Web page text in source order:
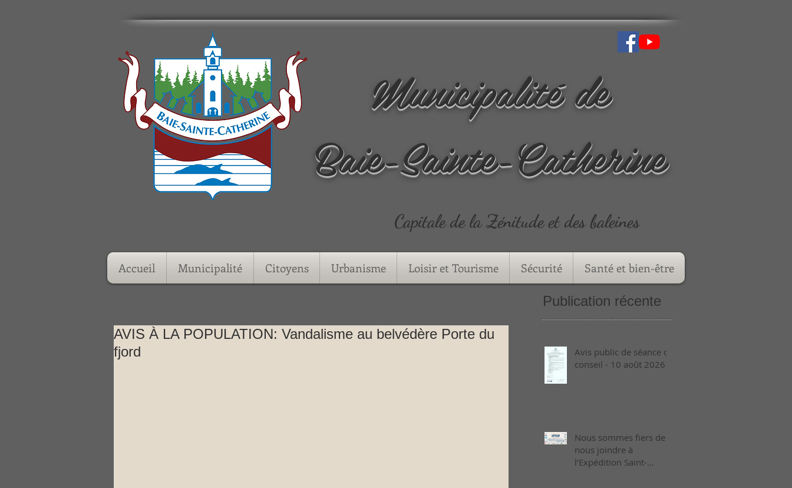
Municipalité de
Baie-Sainte-Catherine
Capitale de la Zénitude et des baleines
Accueil Municipalité Citoyens Urbanisme Loisir et Tourisme Sécurité Santé et bien-être
Publication récente
AVIS À LA POPULATION: Vandalisme au belvédère Porte du
fjord
Avis public de séance de
conseil - 10 août 2026
Nous sommes fiers de
nous joindre à
l’Expédition Saint-